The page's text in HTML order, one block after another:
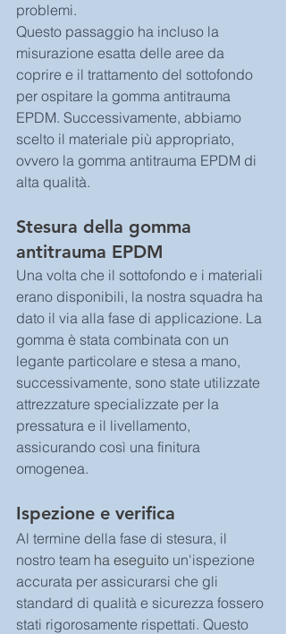
problemi.
Questo passaggio ha incluso la
misurazione esatta delle aree da
coprire e il trattamento del sottofondo
per ospitare la gomma antitrauma
EPDM. Successivamente, abbiamo
scelto il materiale più appropriato,
ovvero la gomma antitrauma EPDM di
alta qualità.
Stesura della gomma
antitrauma EPDM
Una volta che il sottofondo e i materiali
erano disponibili, la nostra squadra ha
dato il via alla fase di applicazione. La
gomma è stata combinata con un
legante particolare e stesa a mano,
successivamente, sono state utilizzate
attrezzature specializzate per la
pressatura e il livellamento,
assicurando così una finitura
omogenea.
Ispezione e verifica
Al termine della fase di stesura, il
nostro team ha eseguito un'ispezione
accurata per assicurarsi che gli
standard di qualità e sicurezza fossero
stati rigorosamente rispettati. Questo